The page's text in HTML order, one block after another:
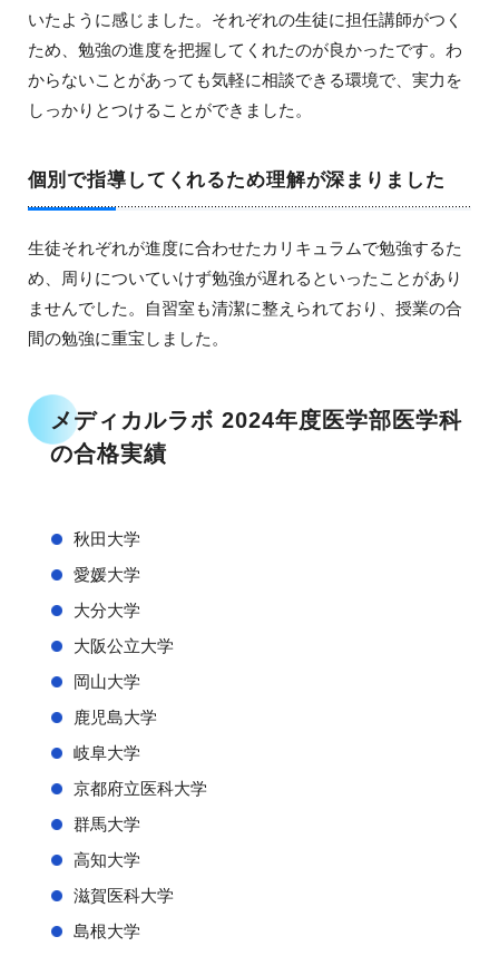
いたように感じました。それぞれの生徒に担任講師がつく
ため、勉強の進度を把握してくれたのが良かったです。わ
からないことがあっても気軽に相談できる環境で、実力を
しっかりとつけることができました。
個別で指導してくれるため理解が深まりました
生徒それぞれが進度に合わせたカリキュラムで勉強するた
め、周りについていけず勉強が遅れるといったことがあり
ませんでした。自習室も清潔に整えられており、授業の合
間の勉強に重宝しました。
メディカルラボ 2024年度医学部医学科
の合格実績
秋田大学
愛媛大学
大分大学
大阪公立大学
岡山大学
鹿児島大学
岐阜大学
京都府立医科大学
群馬大学
高知大学
滋賀医科大学
島根大学